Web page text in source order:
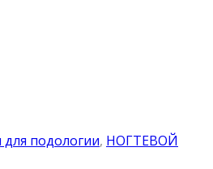
подологии, НОГТЕВОЙ